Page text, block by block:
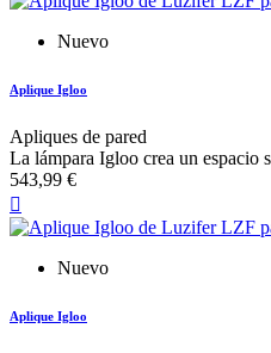
Nuevo
Aplique Igloo
Apliques de pared
La lámpara Igloo crea un espacio
543,99 €

Nuevo
Aplique Igloo